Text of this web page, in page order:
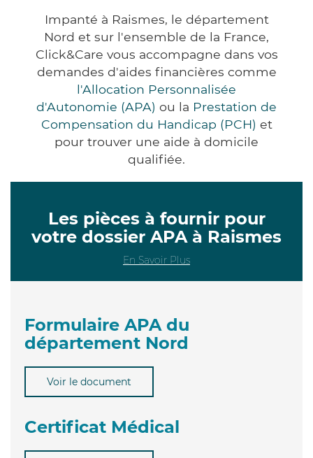
Impanté à Raismes, le département
Nord et sur l'ensemble de la France,
Click&Care vous accompagne dans vos
demandes d'aides financières comme
l'Allocation Personnalisée
d'Autonomie (APA) ou la Prestation de
Compensation du Handicap (PCH) et
pour trouver une aide à domicile
qualifiée.
Les pièces à fournir pour
votre dossier APA à Raismes
En Savoir Plus
Formulaire APA du
département Nord
Voir le document
Certificat Médical